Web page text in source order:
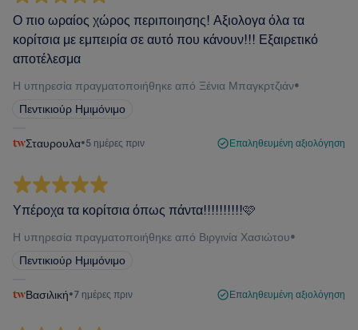
Ο πιο ωραίος χώρος περιποιησης! Αξιολογα όλα τα
κορίτσια με εμπειρία σε αυτό που κάνουν!!! Εξαιρετικό
αποτέλεσμα
Η υπηρεσία πραγματοποιήθηκε από Ξένια Μπαγκρτζιάν•
Πεντικιούρ Ημιμόνιμο
Σταυρουλα•5 ημέρες πριν Επαληθευμένη αξιολόγηση
Υπέροχα τα κορίτσια όπως πάντα!!!!!!!!!!🩷
Η υπηρεσία πραγματοποιήθηκε από Βιργινία Χασιώτου•
Πεντικιούρ Ημιμόνιμο
Βασιλική•7 ημέρες πριν Επαληθευμένη αξιολόγηση